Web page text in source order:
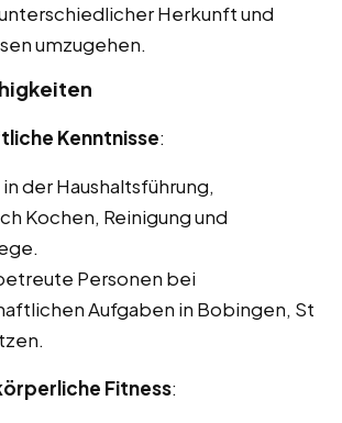
Herkunft und
umzugehen.
Kenntnisse:
der Haushaltsführung,
Kochen, Reinigung und
Personen bei
Aufgaben in Bobingen, St
Fitness: